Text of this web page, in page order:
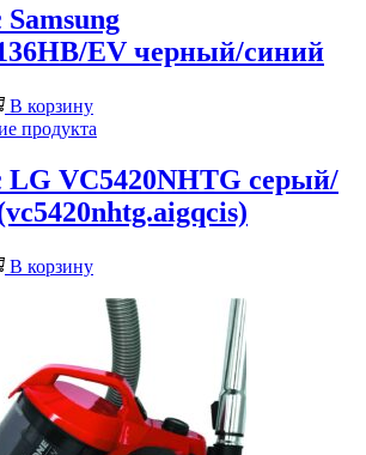
EV черный/синий
В корзину
LG VC5420NHTG серый/
В корзину